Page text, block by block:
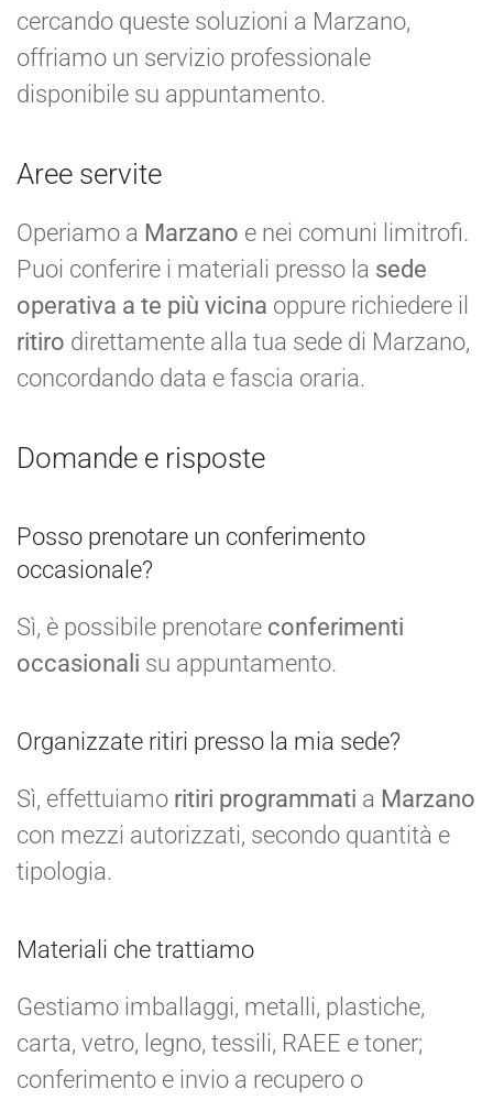
cercando queste soluzioni a Marzano,
offriamo un servizio professionale
disponibile su appuntamento.
Aree servite
Operiamo a Marzano e nei comuni limitrofi.
Puoi conferire i materiali presso la sede
operativa a te più vicina oppure richiedere il
ritiro direttamente alla tua sede di Marzano,
concordando data e fascia oraria.
Domande e risposte
Posso prenotare un conferimento
occasionale?
Sì, è possibile prenotare conferimenti
occasionali su appuntamento.
Organizzate ritiri presso la mia sede?
Sì, effettuiamo ritiri programmati a Marzano
con mezzi autorizzati, secondo quantità e
tipologia.
Materiali che trattiamo
Gestiamo imballaggi, metalli, plastiche,
carta, vetro, legno, tessili, RAEE e toner;
conferimento e invio a recupero o